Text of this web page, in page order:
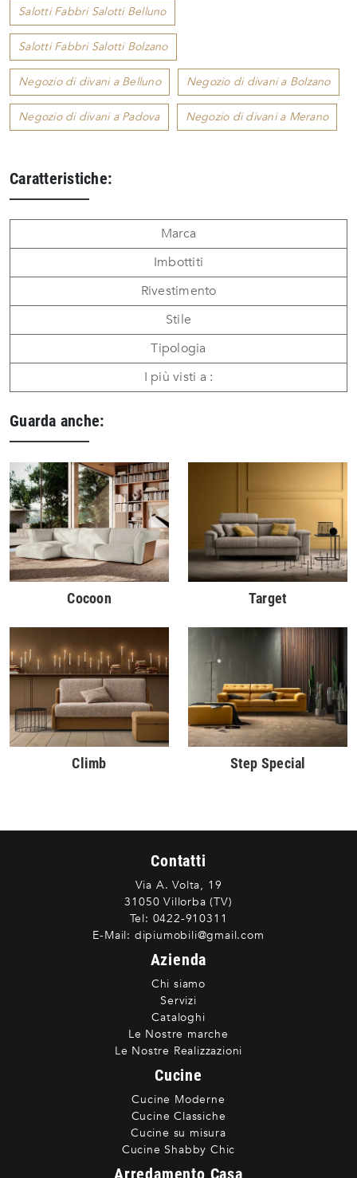
Salotti Fabbri Salotti Belluno
Salotti Fabbri Salotti Bolzano
Negozio di divani a Belluno Negozio di divani a Bolzano
Negozio di divani a Padova Negozio di divani a Merano
Caratteristiche:
Marca
Imbottiti
Rivestimento
Stile
Tipologia
I più visti a :
Guarda anche:
Cocoon Target
Climb Step Special
Contatti
Via A. Volta, 19
31050 Villorba (TV)
Tel: 0422-910311
E-Mail: dipiumobili@gmail.com
Azienda
Chi siamo
Servizi
Cataloghi
Le Nostre marche
Le Nostre Realizzazioni
Cucine
Cucine Moderne
Cucine Classiche
Cucine su misura
Cucine Shabby Chic